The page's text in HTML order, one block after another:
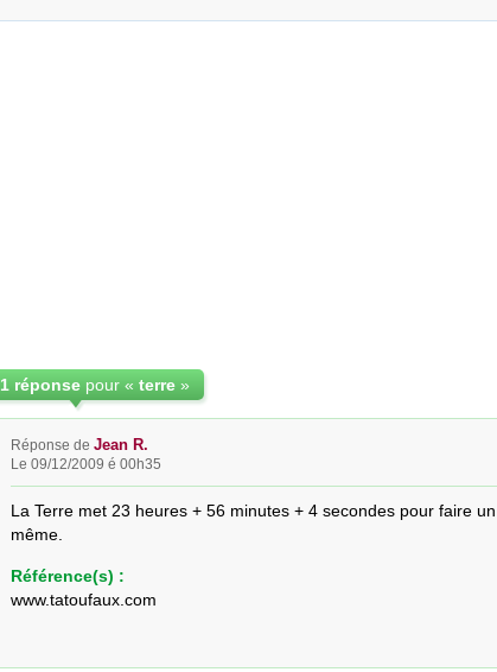
1 réponse pour « terre»
Réponse de Jean R.
Le 09/12/2009 é 00h35
La Terre met 23 heures + 56 minutes + 4 secondes pour faire
même.
Référence(s) :
www.tatoufaux.com